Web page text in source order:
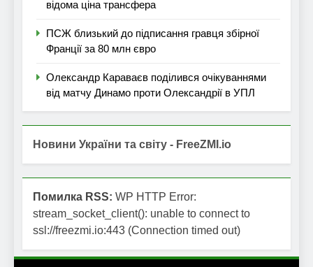
відома ціна трансфера
ПСЖ близький до підписання гравця збірної
Франції за 80 млн євро
Олександр Караваєв поділився очікуваннями
від матчу Динамо проти Олександрії в УПЛ
Новини України та світу - FreeZMI.io
Помилка RSS: WP HTTP Error:
stream_socket_client(): unable to connect to
ssl://freezmi.io:443 (Connection timed out)